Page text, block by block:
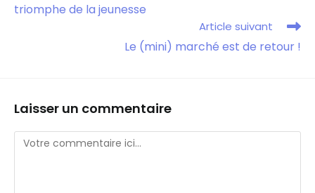
triomphe de la jeunesse
Article suivant
Le (mini) marché est de retour !
Laisser un commentaire